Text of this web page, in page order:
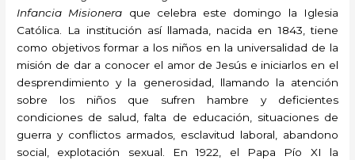
Infancia Misionera que celebra este domingo la Iglesia
Católica. La institución así llamada, nacida en 1843, tiene
como objetivos formar a los niños en la universalidad de la
misión de dar a conocer el amor de Jesús e iniciarlos en el
desprendimiento y la generosidad, llamando la atención
sobre los niños que sufren hambre y deficientes
condiciones de salud, falta de educación, situaciones de
guerra y conflictos armados, esclavitud laboral, abandono
social, explotación sexual. En 1922, el Papa Pío XI la